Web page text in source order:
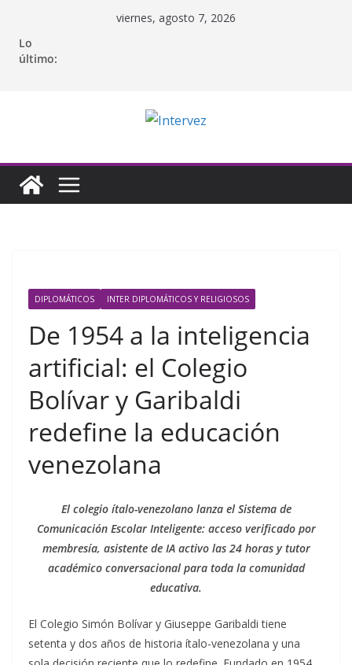
contenido
viernes, agosto 7, 2026
Lo
último:
DIPLOMÁTICOS INTER DIPLOMÁTICOS Y RELIGIOSOS
De 1954 a la inteligencia
artificial: el Colegio
Bolívar y Garibaldi
redefine la educación
venezolana
El colegio ítalo-venezolano lanza el Sistema de
Comunicación Escolar Inteligente: acceso verificado por
membresía, asistente de IA activo las 24 horas y tutor
académico conversacional para toda la comunidad
educativa.
El Colegio Simón Bolívar y Giuseppe Garibaldi tiene
setenta y dos años de historia ítalo-venezolana y una